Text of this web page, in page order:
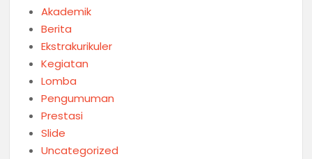
Akademik
Berita
Ekstrakurikuler
Kegiatan
Lomba
Pengumuman
Prestasi
Slide
Uncategorized